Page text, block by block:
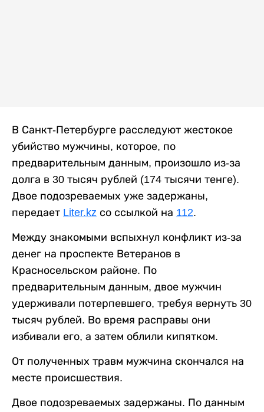
В Санкт-Петербурге расследуют жестокое
убийство мужчины, которое, по
предварительным данным, произошло из-за
долга в 30 тысяч рублей (174 тысячи тенге).
Двое подозреваемых уже задержаны,
передает Liter.kz со ссылкой на 112.
Между знакомыми вспыхнул конфликт из-за
денег на проспекте Ветеранов в
Красносельском районе. По
предварительным данным, двое мужчин
удерживали потерпевшего, требуя вернуть 30
тысяч рублей. Во время расправы они
избивали его, а затем облили кипятком.
От полученных травм мужчина скончался на
месте происшествия.
Двое подозреваемых задержаны. По данным